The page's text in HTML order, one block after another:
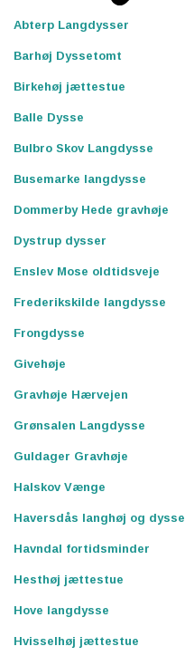
Abterp Langdysser
Barhøj Dyssetomt
Birkehøj jættestue
Balle Dysse
Bulbro Skov Langdysse
Busemarke langdysse
Dommerby Hede gravhøje
Dystrup dysser
Enslev Mose oldtidsveje
Frederikskilde langdysse
Frongdysse
Givehøje
Gravhøje Hærvejen
Grønsalen Langdysse
Guldager Gravhøje
Halskov Vænge
Haversdås langhøj og dysse
Havndal fortidsminder
Hesthøj jættestue
Hove langdysse
Hvisselhøj jættestue